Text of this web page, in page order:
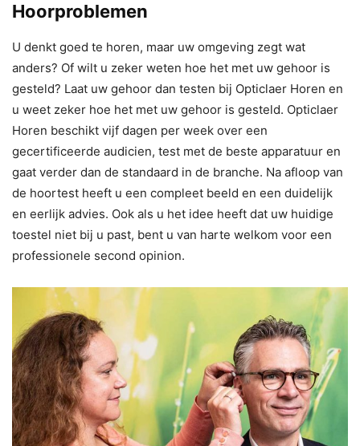
Hoorproblemen
U denkt goed te horen, maar uw omgeving zegt wat
anders? Of wilt u zeker weten hoe het met uw gehoor is
gesteld? Laat uw gehoor dan testen bij Opticlaer Horen en
u weet zeker hoe het met uw gehoor is gesteld. Opticlaer
Horen beschikt vijf dagen per week over een
gecertificeerde audicien, test met de beste apparatuur en
gaat verder dan de standaard in de branche. Na afloop van
de hoortest heeft u een compleet beeld en een duidelijk
en eerlijk advies. Ook als u het idee heeft dat uw huidige
toestel niet bij u past, bent u van harte welkom voor een
professionele second opinion.